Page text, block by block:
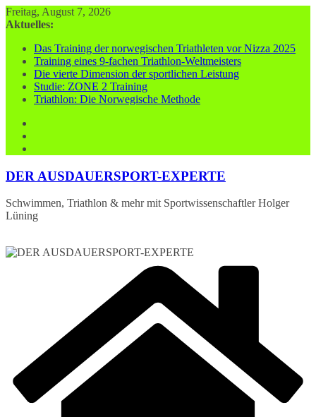
Zum
Inhalt
Freitag, August 7, 2026
Aktuelles:
Das Training der norwegischen Triathleten vor Nizza 2025
Training eines 9-fachen Triathlon-Weltmeisters
Die vierte Dimension der sportlichen Leistung
Studie: ZONE 2 Training
Triathlon: Die Norwegische Methode
DER AUSDAUERSPORT-EXPERTE
Schwimmen, Triathlon & mehr mit Sportwissenschaftler Holger
Lüning